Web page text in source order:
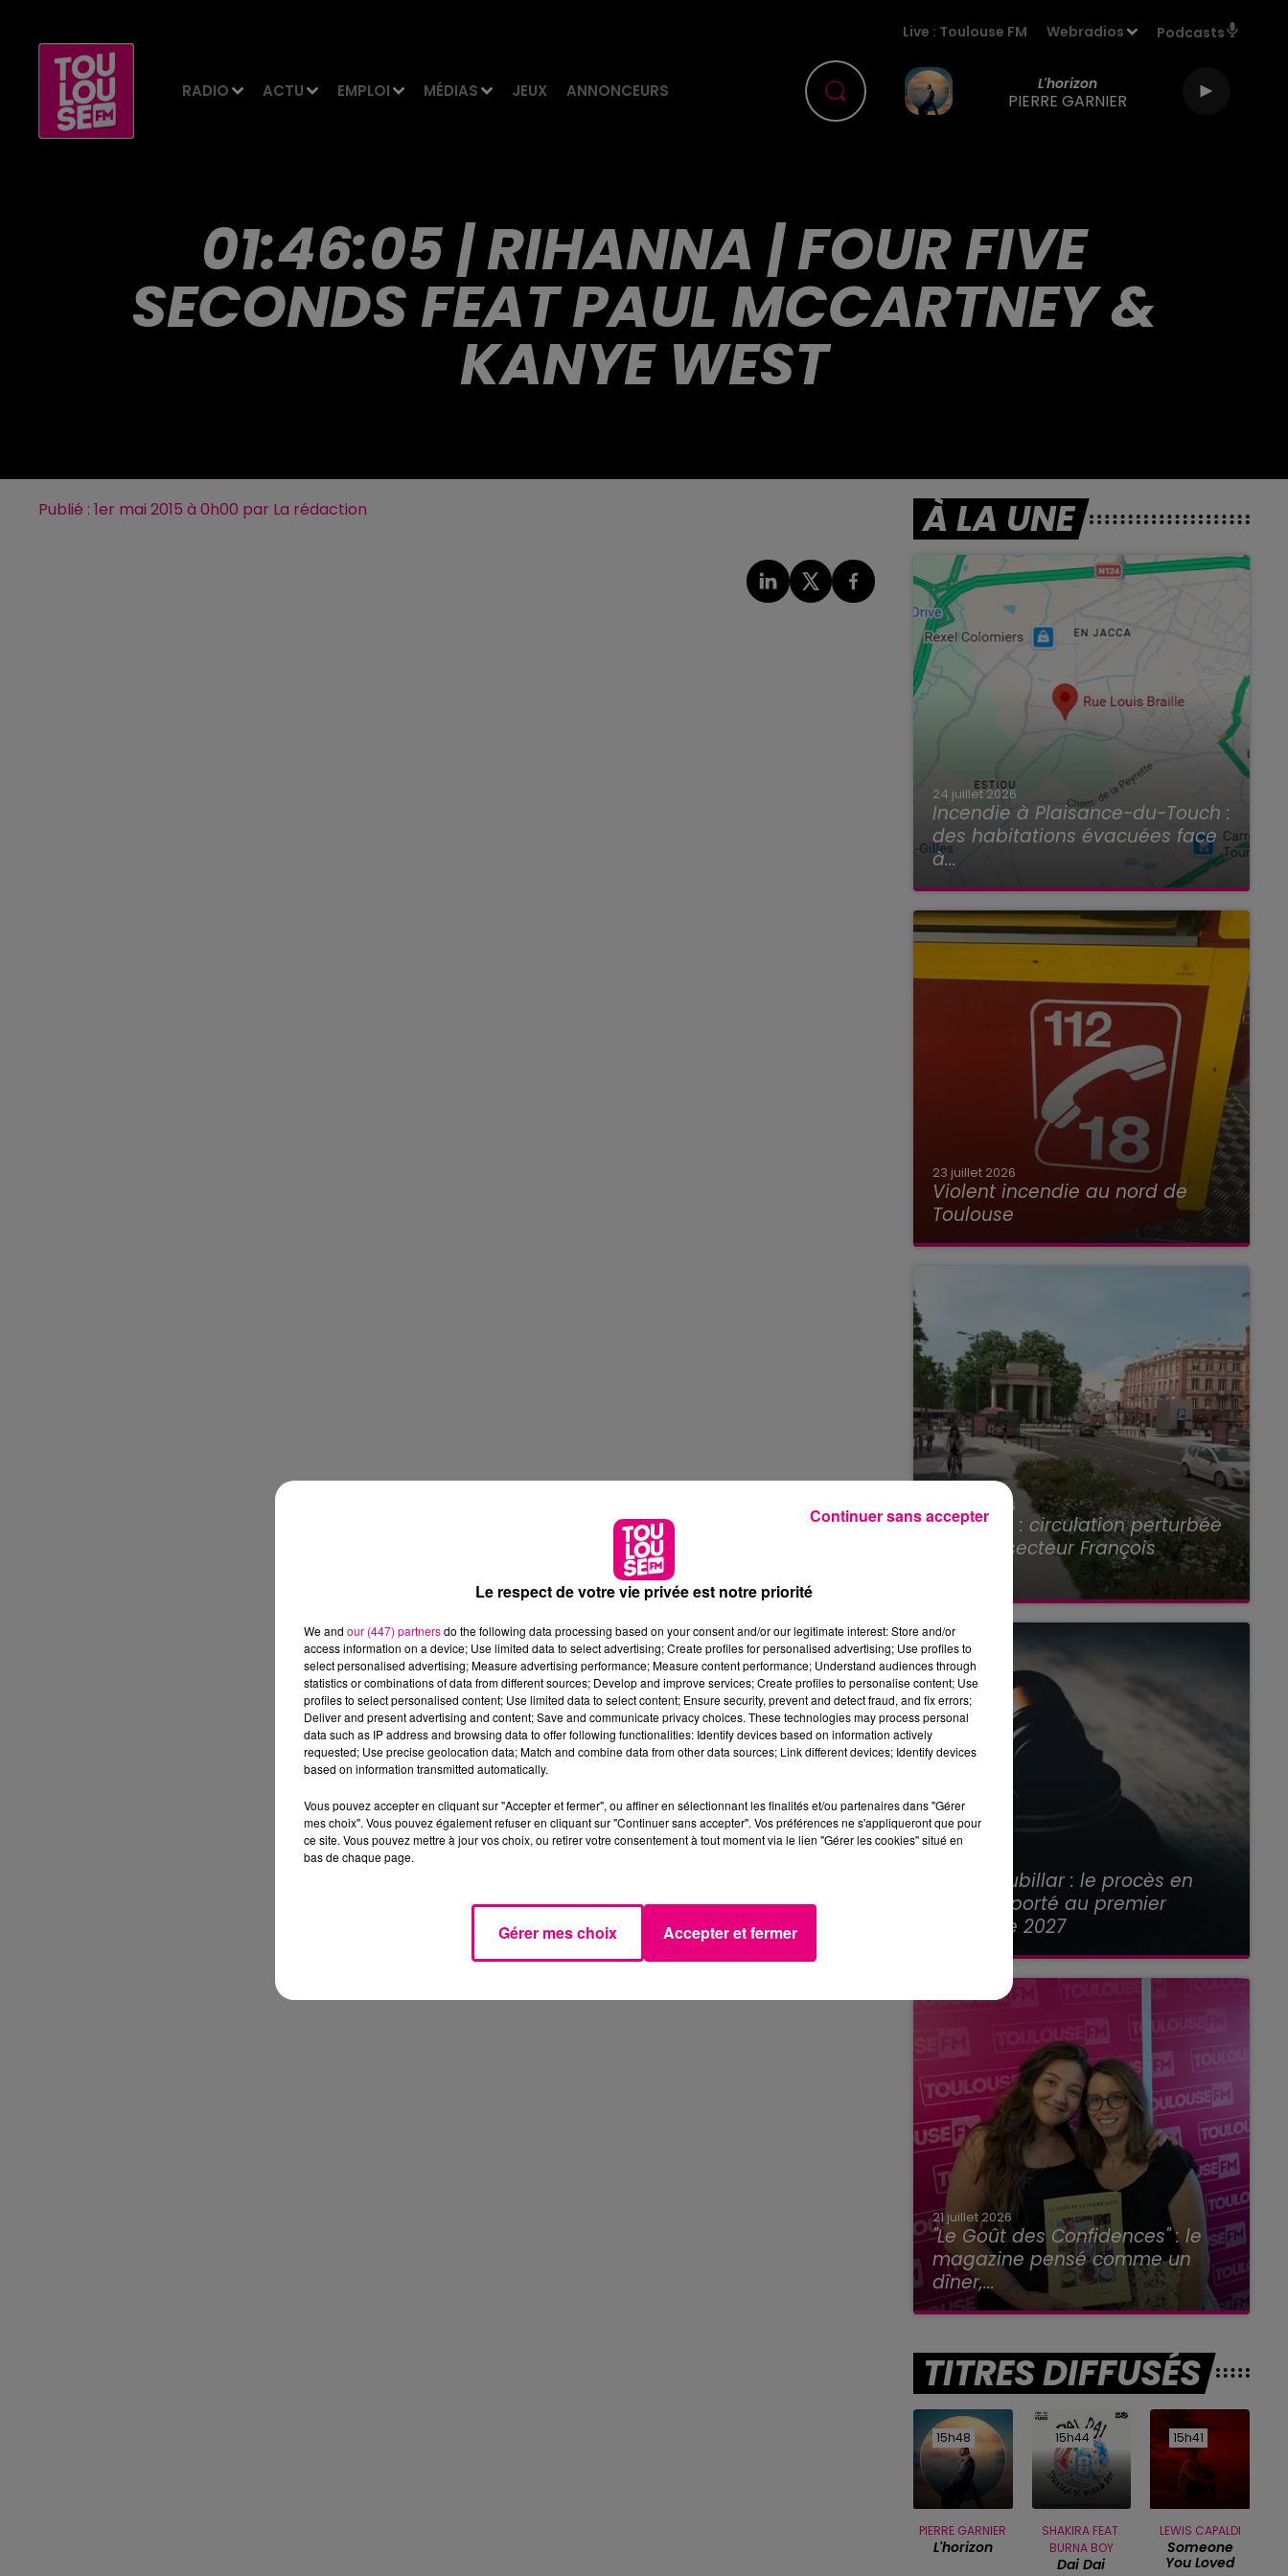
RADIO ACTU EMPLOI MÉDIAS JEUX ANNONCEURS
Live : Toulouse FM Webradios Podcasts
L'horizon
PIERRE GARNIER
01:46:05 | RIHANNA | FOUR FIVE
SECONDS FEAT PAUL MCCARTNEY &
KANYE WEST
Publié : 1er mai 2015 à 0h00 par La rédaction À LA UNE
24 juillet 2026
Incendie à Plaisance-du-Touch :
des habitations évacuées face
à...
23 juillet 2026
Violent incendie au nord de
Toulouse
22 juillet 2026
Toulouse : circulation perturbée
dans le secteur François
Affaire Jubillar : le procès en
appel reporté au premier
semestre 2027
21 juillet 2026
"Le Goût des Confidences" : le
magazine pensé comme un
dîner,...
TITRES DIFFUSÉS
15h48
15h48
PIERRE GARNIER
L'horizon
15h44
15h44
SHAKIRA FEAT.
BURNA BOY
Dai Dai
15h41
15h41
LEWIS CAPALDI
Someone
You Loved
Le respect de votre vie privée est notre priorité
We and our (447) partnersdo the following data processing based on your consent and/or our legitimate interest: Store and/or
access information on a device; Use limited data to select advertising; Create profiles for personalised advertising; Use profiles to
select personalised advertising; Measure advertising performance; Measure content performance; Understand audiences through
statistics or combinations of data from different sources; Develop and improve services; Create profiles to personalise content; Use
profiles to select personalised content; Use limited data to select content; Ensure security, prevent and detect fraud, and fix errors;
Deliver and present advertising and content; Save and communicate privacy choices. These technologies may process personal
data such as IP address and browsing data to offer following functionalities: Identify devices based on information actively
requested; Use precise geolocation data; Match and combine data from other data sources; Link different devices; Identify devices
based on information transmitted automatically.
Vous pouvez accepter en cliquant sur "Accepter et fermer", ou affiner en sélectionnant les finalités et/ou partenaires dans "Gérer
mes choix". Vous pouvez également refuser en cliquant sur "Continuer sans accepter". Vos préférences ne s'appliqueront que pour
ce site. Vous pouvez mettre à jour vos choix, ou retirer votre consentement à tout moment via le lien "Gérer les cookies" situé en
bas de chaque page.
Gérer mes choix Accepter et fermer
Continuer sans accepter